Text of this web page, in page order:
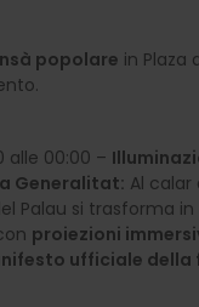
popolare in Plaza
alle 00:00 –
Generalitat: Al calar
Palau si trasforma in
proiezioni
ufficiale della